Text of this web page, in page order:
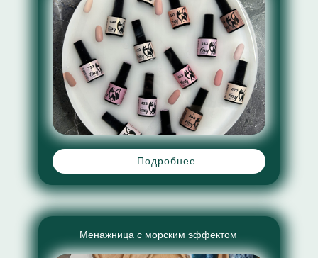
Подробнее
Менажница с морским эффектом